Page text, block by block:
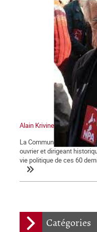
Catégories
Alain Krivine
La Commune tient à
ouvrier et dirigeant
vie politique de ces 60